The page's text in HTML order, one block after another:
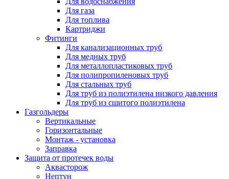
Для газа
Для топлива
Картриджи
Фитинги
Для канализационных труб
Для медных труб
Для металлопластиковых труб
Для полипропиленовых труб
Для стальных труб
Для труб из полиэтилена низкого давления
Для труб из сшитого полиэтилена
Газгольдеры
Вертикальные
Горизонтальные
Монтаж - установка
Заправка
Защита от протечек воды
Аквасторож
Нептун